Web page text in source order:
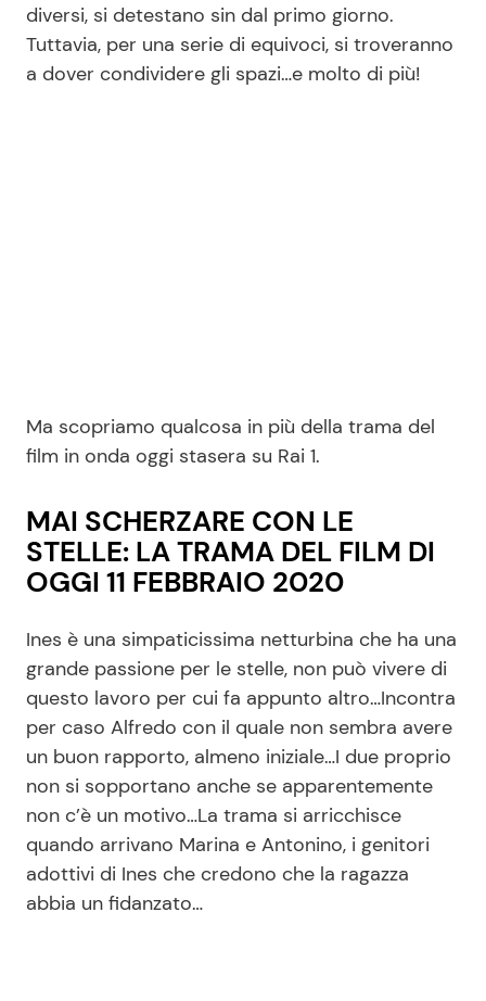
diversi, si detestano sin dal primo giorno.
Tuttavia, per una serie di equivoci, si troveranno
a dover condividere gli spazi…e molto di più!
Ma scopriamo qualcosa in più della trama del
film in onda oggi stasera su Rai 1.
MAI SCHERZARE CON LE
STELLE: LA TRAMA DEL FILM DI
OGGI 11 FEBBRAIO 2020
Ines è una simpaticissima netturbina che ha una
grande passione per le stelle, non può vivere di
questo lavoro per cui fa appunto altro…Incontra
per caso Alfredo con il quale non sembra avere
un buon rapporto, almeno iniziale…I due proprio
non si sopportano anche se apparentemente
non c’è un motivo…La trama si arricchisce
quando arrivano Marina e Antonino, i genitori
adottivi di Ines che credono che la ragazza
abbia un fidanzato…